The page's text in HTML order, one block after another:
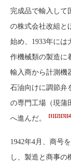
完成品で輸入して
の株式会社改組と
始め、1933年には
作機械類の製造に
輸入商から計測機
石油向けに調節弁
の専門工場（現蒲
へ進んだ。
[1][2][3]
1942年4月、商号
し、製造と商事の